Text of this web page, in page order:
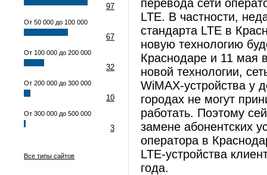
97
От 50 000 до 100 000
67
От 100 000 до 200 000
32
От 200 000 до 300 000
10
От 300 000 до 500 000
3
Все типы сайтов
перевода сети
LTE. В частности,
стандарта LTE в
новую технологию
Краснодаре и 11 мая
новой технологии,
WiMAX-устройства у
городах не могут
работать. Поэтому
замене абонентских
оператора в
LTE-устройства
года.